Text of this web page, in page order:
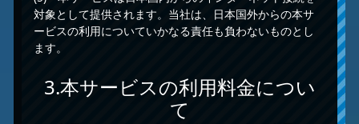
対象として提供されます。当社は、日本国外からの本サ
ービスの利用についていかなる責任も負わないものとし
ます。
3.本サービスの利用料金につい
て